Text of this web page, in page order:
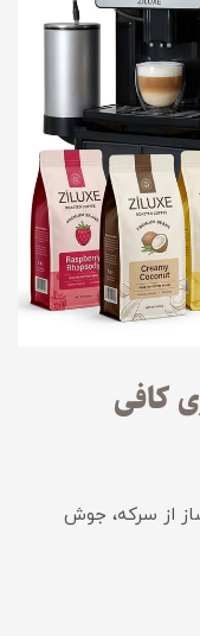
کافی
از سرکه، جوش